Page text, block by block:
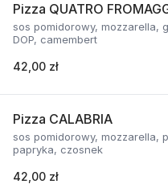
Pizza QUATRO
sos pomidorowy, mozzarella,
DOP, camembert
42,00 zł
Pizza CALABRIA
sos pomidorowy, mozzarella,
papryka, czosnek
42,00 zł